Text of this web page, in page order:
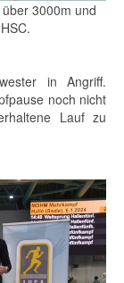
3000m und
in Angriff.
noch nicht
Lauf zu